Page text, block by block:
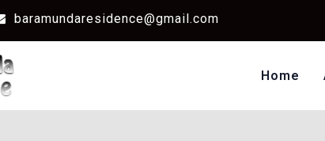
baramundaresidence@gmail.com
Home